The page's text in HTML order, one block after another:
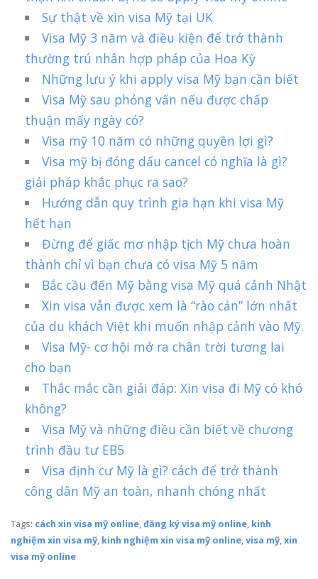
Sự thật về xin visa Mỹ tại UK
Visa Mỹ 3 năm và điều kiện để trở thành
thường trú nhân hợp pháp của Hoa Kỳ
Những lưu ý khi apply visa Mỹ bạn cần biết
Visa Mỹ sau phỏng vấn nếu được chấp
thuận mấy ngày có?
Visa mỹ 10 năm có những quyền lợi gì?
Visa mỹ bị đóng dấu cancel có nghĩa là gì?
giải pháp khắc phục ra sao?
Hướng dẫn quy trình gia hạn khi visa Mỹ
hết hạn
Đừng để giấc mơ nhập tịch Mỹ chưa hoàn
thành chỉ vì bạn chưa có visa Mỹ 5 năm
Bắc cầu đến Mỹ bằng visa Mỹ quá cảnh Nhật
Xin visa vẫn được xem là “rào cản” lớn nhất
của du khách Việt khi muốn nhập cảnh vào Mỹ.
Visa Mỹ- cơ hội mở ra chân trời tương lai
cho bạn
Thắc mắc cần giải đáp: Xin visa đi Mỹ có khó
không?
Visa Mỹ và những điều cần biết về chương
trình đầu tư EB5
Visa định cư Mỹ là gì? cách để trở thành
công dân Mỹ an toàn, nhanh chóng nhất
Tags: cách xin visa mỹ online,đăng ký visa mỹ online, kinh
nghiệm xin visa mỹ, kinh nghiệm xin visa mỹ online,visa mỹ,xin
visa mỹ online